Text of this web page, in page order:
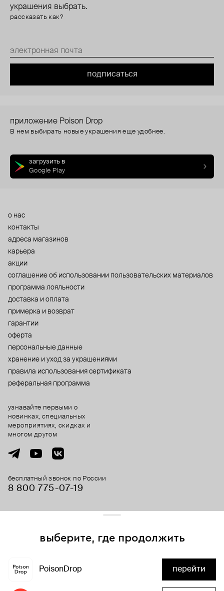
украшения выбрать.
рассказать как?
подписаться
приложение Poison Drop
В нем выбирать новые украшения еще удобнее.
загрузить в
Google Play
о нас
контакты
адреса магазинов
карьера
акции
cоглашение об использовании пользовательских материалов
программа лояльности
доставка и оплата
примерка и возврат
гарантии
оферта
персональные данные
хранение и уход за украшениями
правила использования сертификата
реферальная программа
бесплатный звонок по России
8 800 775⁠-07⁠-19
узнавайте первыми о
новинках, специальных
мероприятиях, скидках и
многом другом
выберите, где продолжить
PoisonDrop перейти
и сервисы аналитики. Продолжая его использование,
вы соглашаетесь с нашим